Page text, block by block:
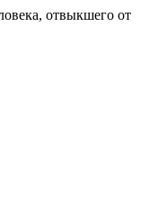
отвыкшего от